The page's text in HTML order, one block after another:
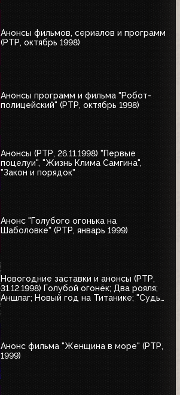
Анонсы фильмов, сериалов и программ
(РТР, октябрь 1998)
Анонсы программ и фильма "Робот-
полицейский" (РТР, октябрь 1998)
Анонсы (РТР, 26.11.1998) "Первые
поцелуи", "Жизнь Клима Самгина",
"Закон и порядок"
Анонс "Голубого огонька на
Шаболовке" (РТР, январь 1999)
Новогодние заставки и анонсы (РТР,
31.12.1998) Голубой огонёк; Два рояля;
Аншлаг; Новый год на Титанике; "Судья
Анонс фильма "Женщина в море" (РТР,
1999)